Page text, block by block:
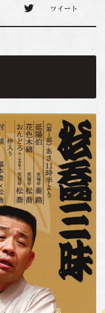
ツイート